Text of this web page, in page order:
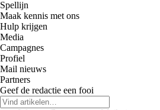
Spellijn
Maak kennis met ons
Hulp krijgen
Media
Campagnes
Profiel
Mail nieuws
Partners
Geef de redactie een fooi